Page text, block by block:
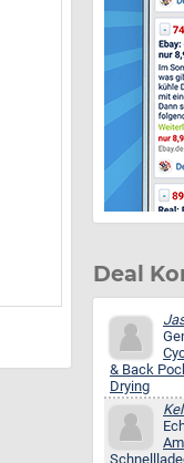
Deal
& Back
Drying